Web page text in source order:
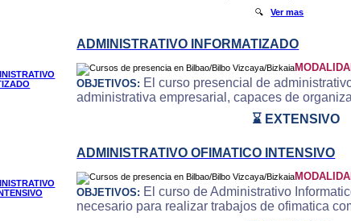
🔍Ver mas
ADMINISTRATIVO INFORMATIZADO
OBJETIVOS: El curso presencial de
administrativa empresarial, capaces de
⌛ EXTENSIVO
ADMINISTRATIVO OFIMATICO INTENSIVO
OBJETIVOS: El curso de Administrativo
necesario para realizar trabajos de ofimatica